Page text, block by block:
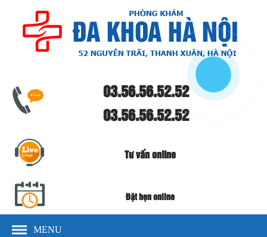
03.56.56.52.52
03.56.56.52.52
Tư vấn online
Đặt hẹn online
MENU